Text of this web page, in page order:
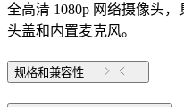
全高清 1080p 网络摄像头
头盖和内置麦克风。
规格和兼容性